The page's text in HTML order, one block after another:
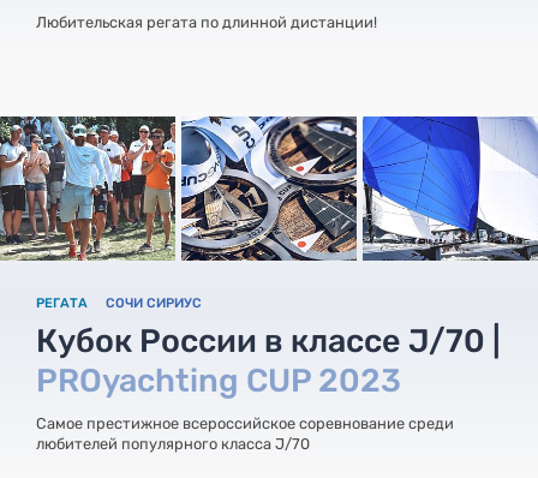
Любительская регата по длинной дистанции!
РЕГАТА СОЧИ СИРИУС
Кубок России в классе J/70 |
PROyachting CUP 2023
Самое престижное всероссийское соревнование среди
любителей популярного класса J/70